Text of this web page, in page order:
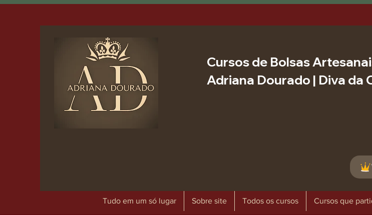
Cursos de Bolsas
Adriana Dourado | Diva da
Tudo em um só lugar Sobre site Todos os cursos Cursos que